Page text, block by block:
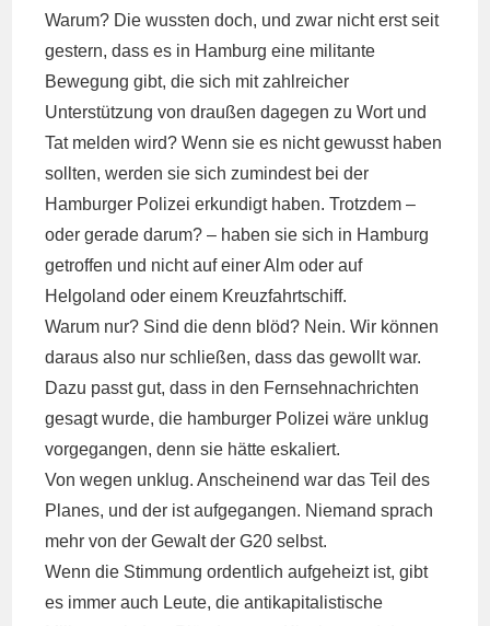
Warum? Die wussten doch, und zwar nicht erst seit
gestern, dass es in Hamburg eine militante
Bewegung gibt, die sich mit zahlreicher
Unterstützung von draußen dagegen zu Wort und
Tat melden wird? Wenn sie es nicht gewusst haben
sollten, werden sie sich zumindest bei der
Hamburger Polizei erkundigt haben. Trotzdem –
oder gerade darum? – haben sie sich in Hamburg
getroffen und nicht auf einer Alm oder auf
Helgoland oder einem Kreuzfahrtschiff.
Warum nur? Sind die denn blöd? Nein. Wir können
daraus also nur schließen, dass das gewollt war.
Dazu passt gut, dass in den Fernsehnachrichten
gesagt wurde, die hamburger Polizei wäre unklug
vorgegangen, denn sie hätte eskaliert.
Von wegen unklug. Anscheinend war das Teil des
Planes, und der ist aufgegangen. Niemand sprach
mehr von der Gewalt der G20 selbst.
Wenn die Stimmung ordentlich aufgeheizt ist, gibt
es immer auch Leute, die antikapitalistische